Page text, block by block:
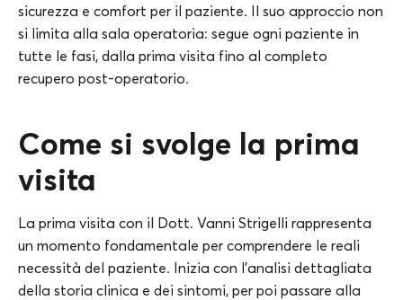
sicurezza e comfort per il paziente. Il suo approccio non
si limita alla sala operatoria: segue ogni paziente in
tutte le fasi, dalla prima visita fino al completo
recupero post-operatorio.
Come si svolge la prima
visita
La prima visita con il Dott. Vanni Strigelli rappresenta
un momento fondamentale per comprendere le reali
necessità del paziente. Inizia con l’analisi dettagliata
della storia clinica e dei sintomi, per poi passare alla